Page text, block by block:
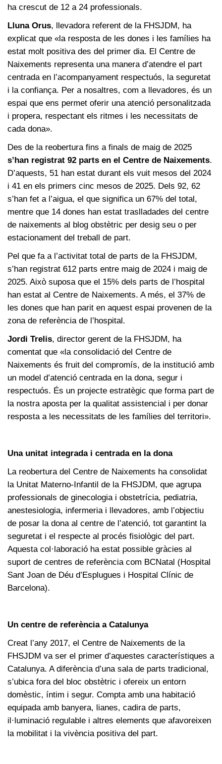
ha crescut de 12 a 24 professionals.
Lluna Orus, llevadora referent de la FHSJDM, ha
explicat que «la resposta de les dones i les famílies ha
estat molt positiva des del primer dia. El Centre de
Naixements representa una manera d’atendre el part
centrada en l’acompanyament respectuós, la seguretat
i la confiança. Per a nosaltres, com a llevadores, és un
espai que ens permet oferir una atenció personalitzada
i propera, respectant els ritmes i les necessitats de
cada dona».
Des de la reobertura fins a finals de maig de 2025
s’han registrat 92 parts en el Centre de Naixements.
D’aquests, 51 han estat durant els vuit mesos del 2024
i 41 en els primers cinc mesos de 2025. Dels 92, 62
s’han fet a l’aigua, el que significa un 67% del total,
mentre que 14 dones han estat traslladades del centre
de naixements al blog obstètric per desig seu o per
estacionament del treball de part.
Pel que fa a l’activitat total de parts de la FHSJDM,
s’han registrat 612 parts entre maig de 2024 i maig de
2025. Això suposa que el 15% dels parts de l’hospital
han estat al Centre de Naixements. A més, el 37% de
les dones que han parit en aquest espai provenen de la
zona de referència de l’hospital.
Jordi Trelis, director gerent de la FHSJDM, ha
comentat que «la consolidació del Centre de
Naixements és fruit del compromís, de la institució amb
un model d’atenció centrada en la dona, segur i
respectuós. És un projecte estratègic que forma part de
la nostra aposta per la qualitat assistencial i per donar
resposta a les necessitats de les famílies del territori».
Una unitat integrada i centrada en la dona
La reobertura del Centre de Naixements ha consolidat
la Unitat Materno-Infantil de la FHSJDM, que agrupa
professionals de ginecologia i obstetrícia, pediatria,
anestesiologia, infermeria i llevadores, amb l’objectiu
de posar la dona al centre de l’atenció, tot garantint la
seguretat i el respecte al procés fisiològic del part.
Aquesta col·laboració ha estat possible gràcies al
suport de centres de referència com BCNatal (Hospital
Sant Joan de Déu d’Esplugues i Hospital Clínic de
Barcelona).
Un centre de referència a Catalunya
Creat l’any 2017, el Centre de Naixements de la
FHSJDM va ser el primer d’aquestes característiques a
Catalunya. A diferència d’una sala de parts tradicional,
s’ubica fora del bloc obstètric i ofereix un entorn
domèstic, íntim i segur. Compta amb una habitació
equipada amb banyera, lianes, cadira de parts,
il·luminació regulable i altres elements que afavoreixen
la mobilitat i la vivència positiva del part.